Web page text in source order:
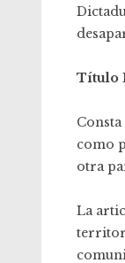
Título
como
otra
La